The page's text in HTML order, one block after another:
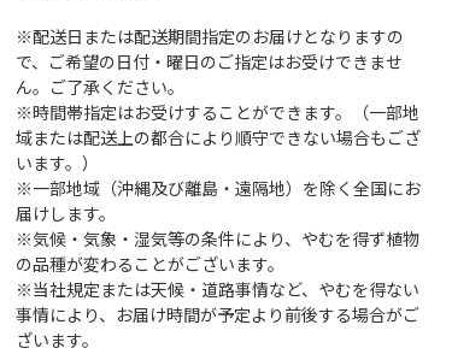
※配送日または配送期間指定のお届けとなりますの
で、ご希望の日付・曜日のご指定はお受けできませ
ん。ご了承ください。
※時間帯指定はお受けすることができます。（一部地
域または配送上の都合により順守できない場合もござ
います。）
※一部地域（沖縄及び離島・遠隔地）を除く全国にお
届けします。
※気候・気象・湿気等の条件により、やむを得ず植物
の品種が変わることがございます。
※当社規定または天候・道路事情など、やむを得ない
事情により、お届け時間が予定より前後する場合がご
ざいます。